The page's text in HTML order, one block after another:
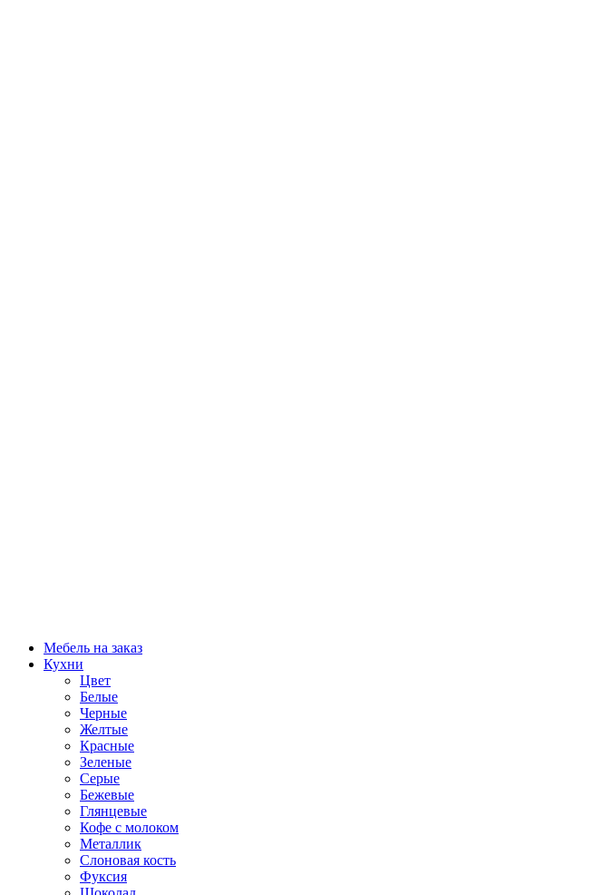
Мебель на заказ
Кухни
Цвет
Белые
Черные
Желтые
Красные
Зеленые
Серые
Бежевые
Глянцевые
Кофе с молоком
Металлик
Слоновая кость
Фуксия